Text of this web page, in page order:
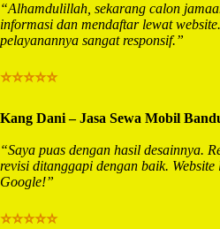
“Alhamdulillah, sekarang calon
informasi dan mendaftar lewat
pelayanannya sangat responsif.”
⭐⭐⭐⭐⭐
Kang Dani – Jasa Sewa Mobil
“Saya puas dengan hasil desainnya.
revisi ditanggapi dengan baik.
Google!”
⭐⭐⭐⭐⭐